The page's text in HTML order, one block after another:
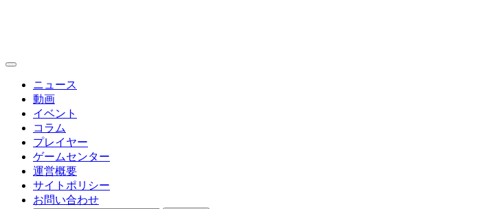
toggle
ニュース
動画
イベント
コラム
プレイヤー
ゲームセンター
運営概要
サイトポリシー
お問い合わせ